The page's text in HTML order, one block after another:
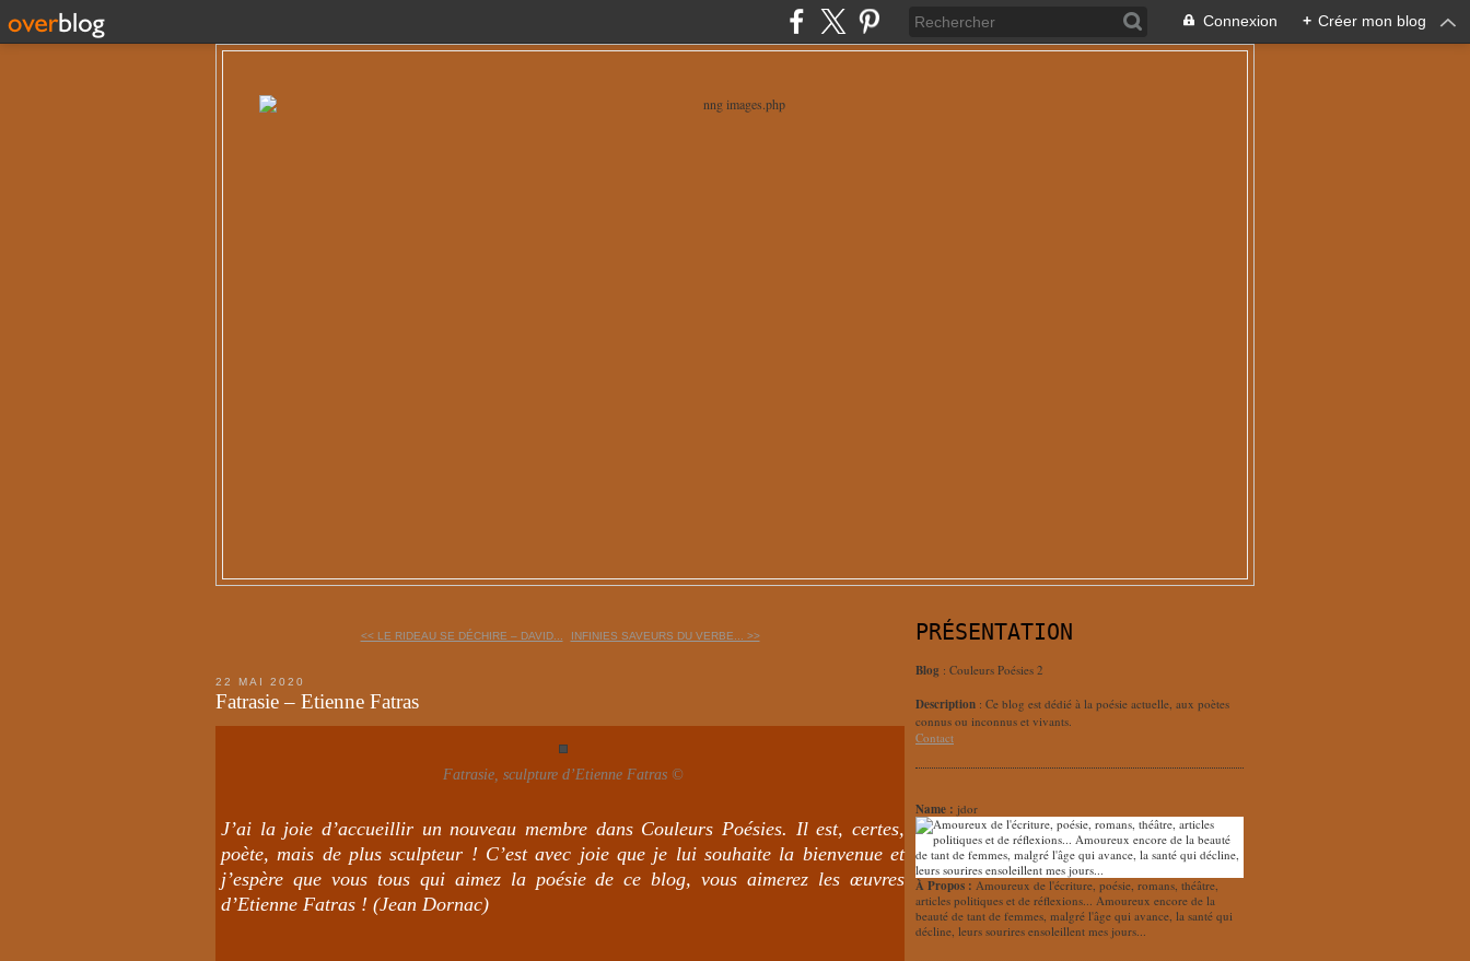
Connexion + Créer mon blog
<< LE RIDEAU SE DÉCHIRE – DAVID... INFINIES SAVEURS DU VERBE... >>
22 MAI 2020
Fatrasie – Etienne Fatras
Fatrasie, sculpture d’Etienne Fatras ©
J’ai la joie d’accueillir un nouveau membre dans Couleurs Poésies. Il est, certes,
poète, mais de plus sculpteur ! C’est avec joie que je lui souhaite la bienvenue et
j’espère que vous tous qui aimez la poésie de ce blog, vous aimerez les œuvres
d’Etienne Fatras ! (Jean Dornac)
PRÉSENTATION
Blog : Couleurs Poésies 2
Description : Ce blog est dédié à la poésie actuelle, aux poètes
connus ou inconnus et vivants.
Contact
Name : jdor
À Propos : Amoureux de l'écriture, poésie, romans, théâtre,
articles politiques et de réflexions... Amoureux encore de la
beauté de tant de femmes, malgré l'âge qui avance, la santé qui
décline, leurs sourires ensoleillent mes jours...